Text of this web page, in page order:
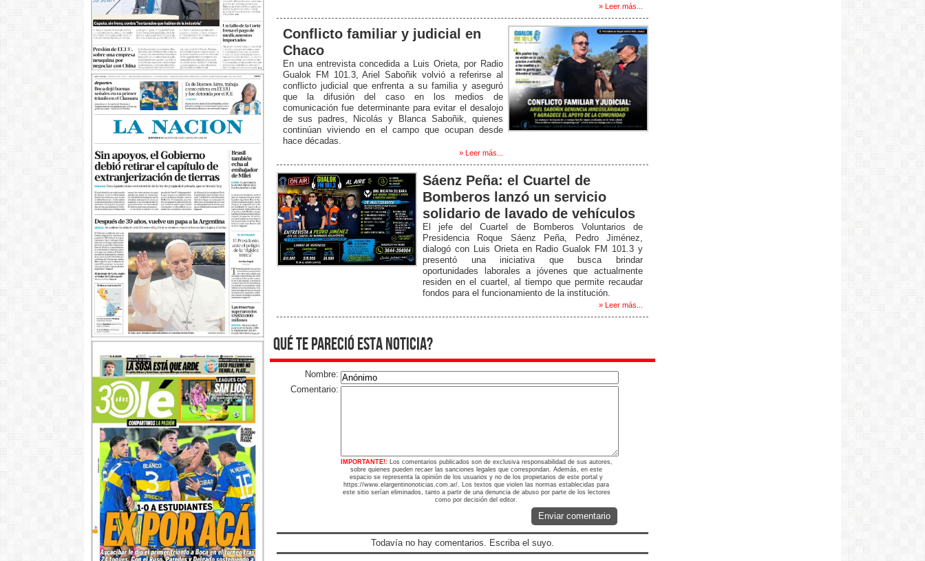
» Leer más...
Conflicto familiar y judicial en
Chaco
En una entrevista concedida a Luis Orieta, por Radio
Gualok FM 101.3, Ariel Saboñik volvió a referirse al
conflicto judicial que enfrenta a su familia y aseguró
que la difusión del caso en los medios de
comunicación fue determinante para evitar el desalojo
de sus padres, Nicolás y Blanca Saboñik, quienes
continúan viviendo en el campo que ocupan desde
hace décadas.
» Leer más...
Sáenz Peña: el Cuartel de
Bomberos lanzó un servicio
solidario de lavado de vehículos
El jefe del Cuartel de Bomberos Voluntarios de
Presidencia Roque Sáenz Peña, Pedro Jiménez,
dialogó con Luis Orieta en Radio Gualok FM 101.3 y
presentó una iniciativa que busca brindar
oportunidades laborales a jóvenes que actualmente
residen en el cuartel, al tiempo que permite recaudar
fondos para el funcionamiento de la institución.
» Leer más...
qué te pareció esta noticia?
Nombre:
Comentario:
IMPORTANTE!: Los comentarios publicados son de exclusiva responsabilidad de sus autores,
sobre quienes pueden recaer las sanciones legales que correspondan. Además, en este
espacio se representa la opinión de los usuarios y no de los propietarios de este portal y
https://www.elargentinonoticias.com.ar/. Los textos que violen las normas establecidas para
este sitio serían eliminados, tanto a partir de una denuncia de abuso por parte de los lectores
como por decisión del editor.
Enviar comentario
Todavía no hay comentarios. Escriba el suyo.